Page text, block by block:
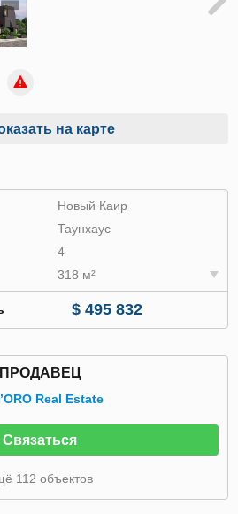
на карте
Новый Каир
Таунхаус
4
318 м²
$ 495 832
ПРОДАВЕЦ
Real Estate
Связаться
112 объектов